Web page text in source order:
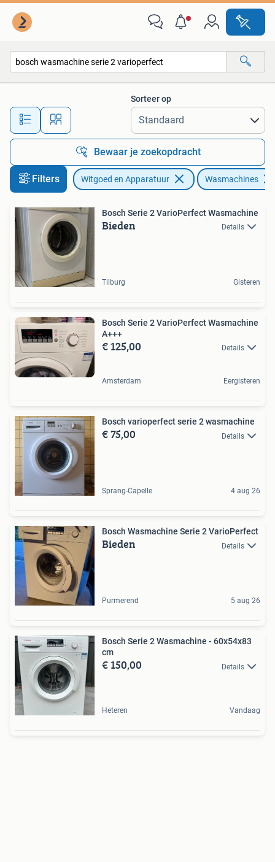
Alle afstanden…
Sorteer op
Bewaar je zoekopdracht
Filters Witgoed en Apparatuur Wasmachines
Bosch Serie 2 VarioPerfect Wasmachine
Bieden Details
Tilburg Gisteren
Bosch Serie 2 VarioPerfect Wasmachine
A+++
€ 125,00 Details
Amsterdam Eergisteren
Bosch varioperfect serie 2 wasmachine
€ 75,00 Details
Sprang-Capelle 4 aug 26
Bosch Wasmachine Serie 2 VarioPerfect
Bieden Details
Purmerend 5 aug 26
Bosch Serie 2 Wasmachine - 60x54x83
cm
€ 150,00 Details
Heteren Vandaag